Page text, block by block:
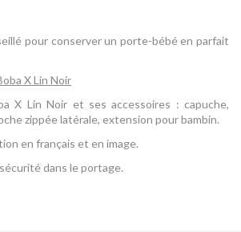
pour conserver un porte-bébé en parfait
X Lin Noir
X Lin Noir et ses accessoires : capuche,
zippée latérale, extension pour bambin.
en français et en image.
dans le portage.